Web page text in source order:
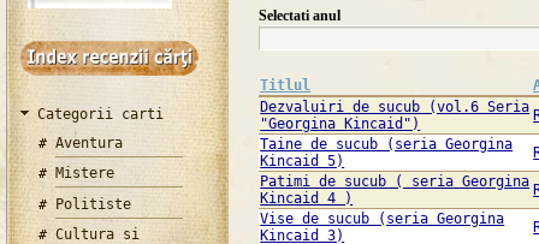
Categorii carti
Aventura
Mistere
Politiste
Cultura si
Selectati anul
Titlul
Dezvaluiri de sucub (vol.6 Seria
"Georgina Kincaid")
Taine de sucub (seria Georgina
Kincaid 5)
Patimi de sucub ( seria Georgina
Kincaid 4 )
Vise de sucub (seria Georgina
Kincaid 3)